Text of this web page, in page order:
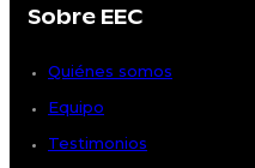
Sobre EEC
Quiénes somos
Equipo
Testimonios